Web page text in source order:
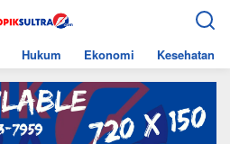
Hukum Ekonomi Kesehatan